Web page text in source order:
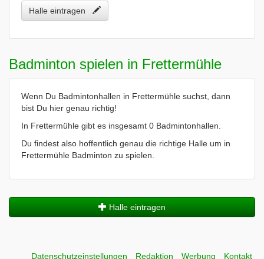
Halle eintragen
Badminton spielen in Frettermühle
Wenn Du Badmintonhallen in Frettermühle suchst, dann
bist Du hier genau richtig!
In Frettermühle gibt es insgesamt 0 Badmintonhallen.
Du findest also hoffentlich genau die richtige Halle um in
Frettermühle Badminton zu spielen.
Halle eintragen
Datenschutzeinstellungen Redaktion Werbung Kontakt